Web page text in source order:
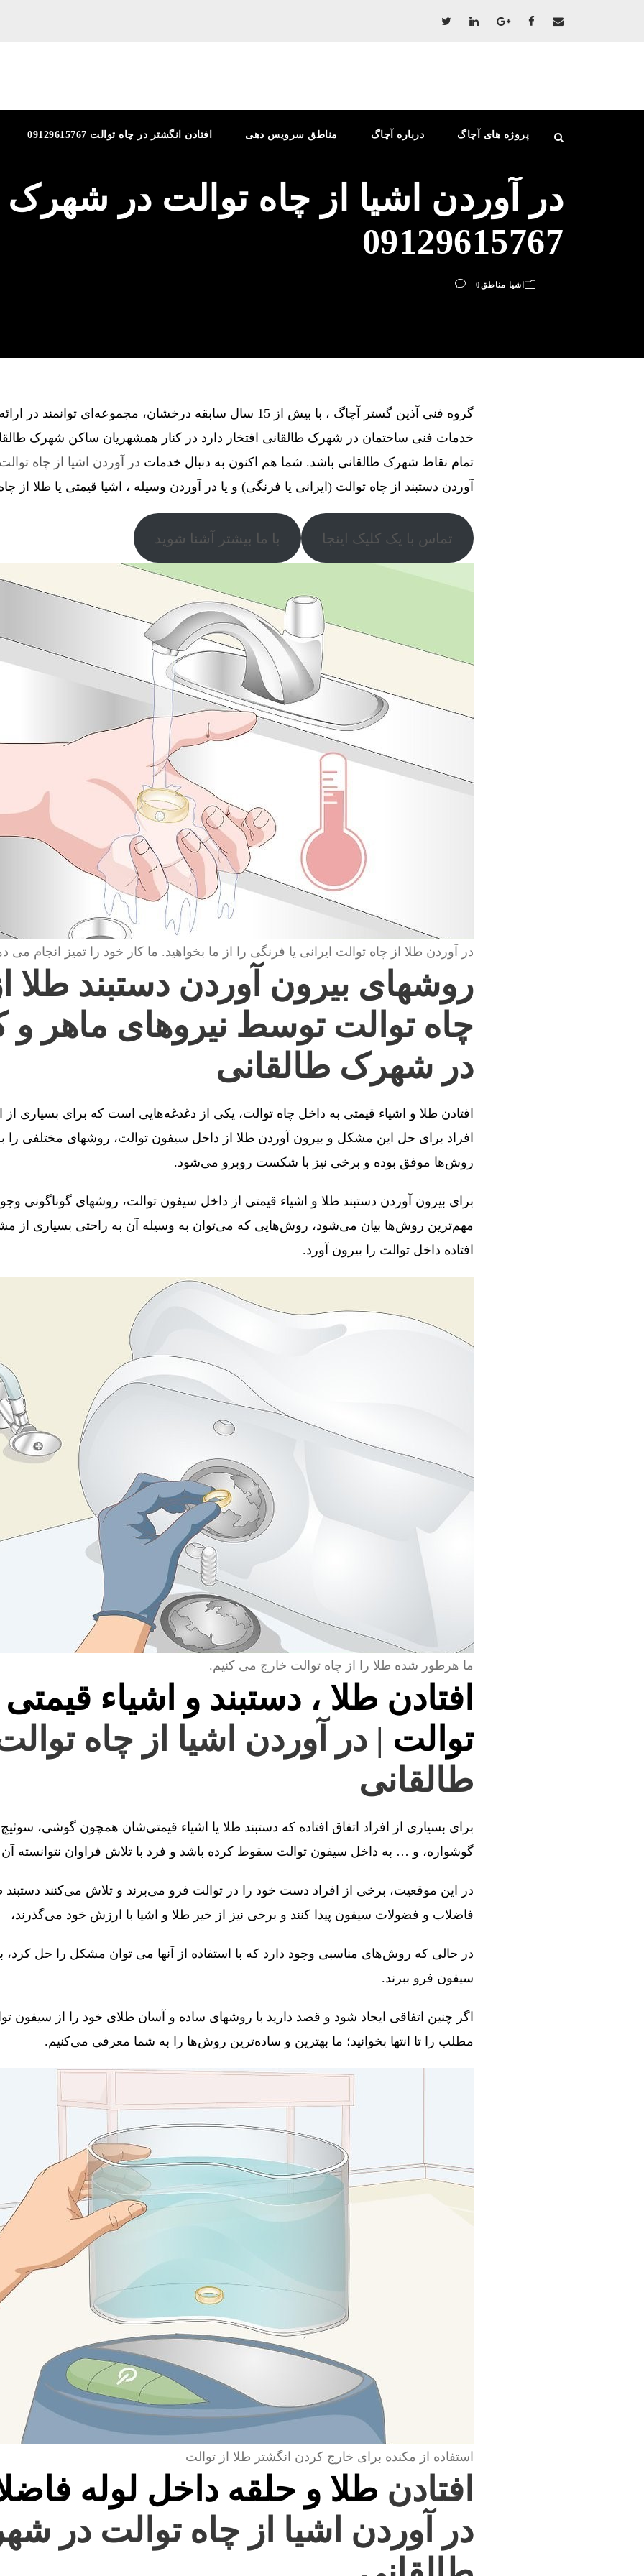
افتادن انگشتر در چاه توالت 09129615767 مناطق سرویس دهی درباره آچاگ پروژه های آچاگ
در آوردن اشیا از چاه توالت در شهرک
09129615767
اشیا مناطق 0
گروه فنی آذین گستر آچاگ ، با بیش از 15 سال سابقه درخشان، مجموعه‌ای
خدمات فنی ساختمان در شهرک طالقانی افتخار دارد در کنار همشهریان ساکن شهرک
تمام نقاط شهرک طالقانی باشد. شما هم اکنون به دنبال خدمات در آوردن اشیا از چاه
آوردن دستبند از چاه توالت (ایرانی یا فرنگی) و یا در آوردن وسیله ، اشیا قیمتی یا طلا از
تماس با یک کلیک اینجا با ما بیشتر آشنا شوید
در آوردن طلا از چاه توالت ایرانی یا فرنگی را از ما بخواهید. ما کار خود را تمیز انجام می
روشهای بیرون آوردن دستبند طلا
چاه توالت توسط نیروهای ماهر و
در شهرک طالقانی
افتادن طلا و اشیاء قیمتی به داخل چاه توالت، یکی از دغدغه‌هایی است که برای بسیاری
افراد برای حل این مشکل و بیرون آوردن طلا از داخل سیفون توالت، روشهای مختلفی را
روش‌ها موفق بوده و برخی نیز با شکست روبرو می‌شود.
برای بیرون آوردن دستبند طلا و اشیاء قیمتی از داخل سیفون توالت، روشهای گوناگونی
مهم‌ترین روش‌ها بیان می‌شود، روش‌هایی که می‌توان به وسیله آن به راحتی بسیاری از
افتاده داخل توالت را بیرون آورد.
ما هرطور شده طلا را از چاه توالت خارج می کنیم.
افتادن طلا ، دستبند و اشیاء
توالت | در آوردن اشیا از چاه
طالقانی
برای بسیاری از افراد اتفاق افتاده که دستبند طلا یا اشیاء قیمتی‌شان همچون گوشی،
گوشواره، و … به داخل سیفون توالت سقوط کرده باشد و فرد با تلاش فراوان نتوانسته آن
در این موقعیت، برخی از افراد دست خود را در توالت فرو می‌برند و تلاش می‌کنند دستبند
فاضلاب و فضولات سیفون پیدا کنند و برخی نیز از خیر طلا و اشیا با ارزش خود می‌گذرند،
در حالی که روش‌های مناسبی وجود دارد که با استفاده از آنها می توان مشکل را حل
سیفون فرو ببرند.
اگر چنین اتفاقی ایجاد شود و قصد دارید با روشهای ساده و آسان طلای خود را از سیفون
مطلب را تا انتها بخوانید؛ ما بهترین و ساده‌ترین روش‌ها را به شما معرفی می‌کنیم.
استفاده از مکنده برای خارج کردن انگشتر طلا از توالت
افتادن طلا و حلقه داخل لوله
در آوردن اشیا از چاه توالت در